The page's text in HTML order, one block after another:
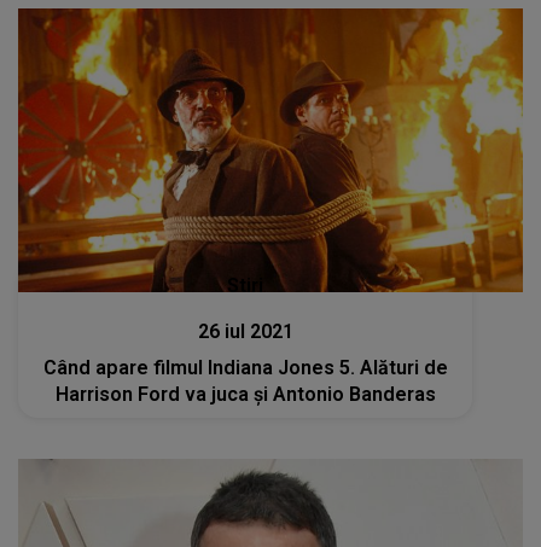
Stiri
26 iul 2021
Când apare filmul Indiana Jones 5. Alături de
Harrison Ford va juca și Antonio Banderas